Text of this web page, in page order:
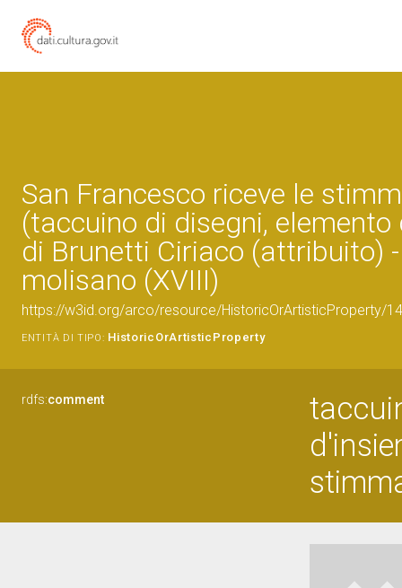
San Francesco riceve le
(taccuino di disegni, elemento
di Brunetti Ciriaco (attribuito)
molisano (XVIII)
https://w3id.org/arco/resource/HistoricOrArtisticProperty/
ENTITÀ DI TIPO: HistoricOrArtisticProperty
rdfs:comment